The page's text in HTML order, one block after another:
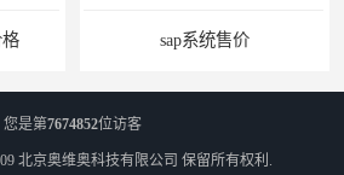
系统售价
您是第7674852位访客
北京奥维奥科技有限公司 保留所有权利.